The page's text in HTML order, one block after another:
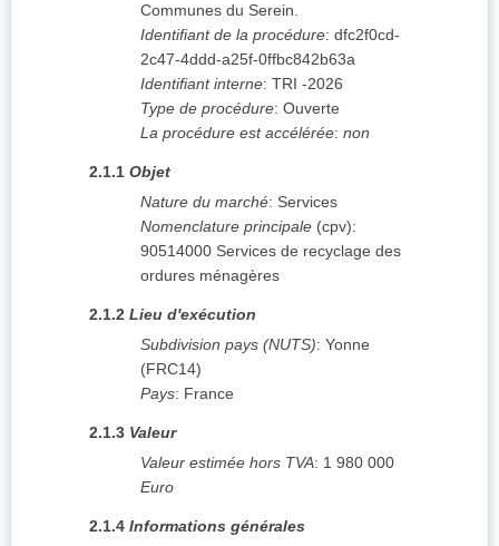
Communes du Serein.
Identifiant de la procédure: dfc2f0cd-
2c47-4ddd-a25f-0ffbc842b63a
Identifiant interne: TRI -2026
Type de procédure: Ouverte
La procédure est accélérée: non
2.1.1 Objet
Nature du marché: Services
Nomenclature principale (cpv):
90514000 Services de recyclage des
ordures ménagères
2.1.2 Lieu d'exécution
Subdivision pays (NUTS): Yonne
(FRC14)
Pays: France
2.1.3 Valeur
Valeur estimée hors TVA: 1 980 000
Euro
2.1.4 Informations générales